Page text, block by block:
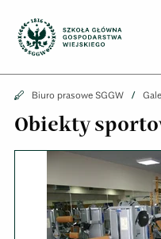
Biuro prasowe
Biuro prasowe
Biuro prasowe SGGW
Obiekty